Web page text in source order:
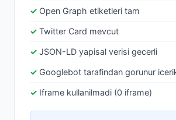
Open Graph etiketleri tam
Twitter Card mevcut
JSON-LD yapisal verisi gecerli
Googlebot tarafindan gorunur
Iframe kullanilmadi (0 iframe)